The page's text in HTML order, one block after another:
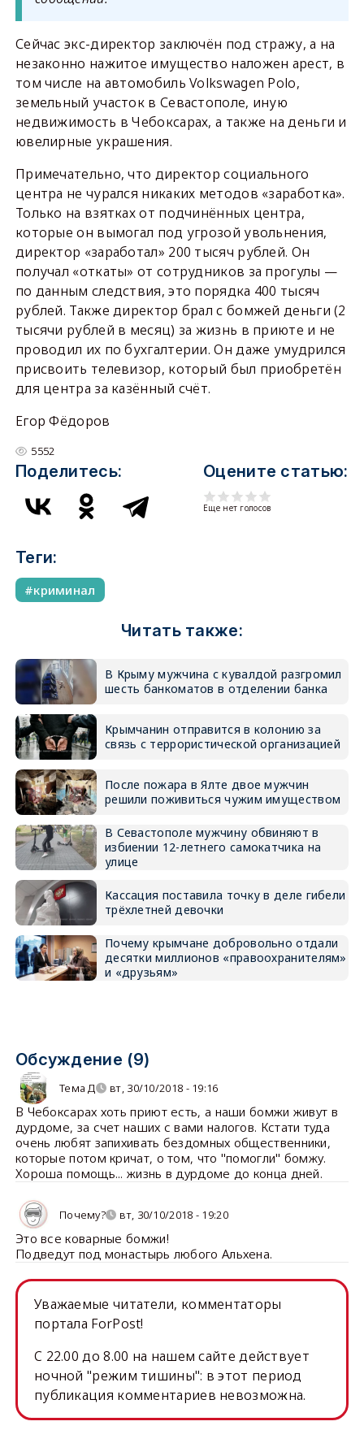
Сейчас экс-директор заключён под стражу, а на
незаконно нажитое имущество наложен арест, в
том числе на автомобиль Volkswagen Polo,
земельный участок в Севастополе, иную
недвижимость в Чебоксарах, а также на деньги и
ювелирные украшения.
Примечательно, что директор социального
центра не чурался никаких методов «заработка».
Только на взятках от подчинённых центра,
которые он вымогал под угрозой увольнения,
директор «заработал» 200 тысяч рублей. Он
получал «откаты» от сотрудников за прогулы —
по данным следствия, это порядка 400 тысяч
рублей. Также директор брал с бомжей деньги (2
тысячи рублей в месяц) за жизнь в приюте и не
проводил их по бухгалтерии. Он даже умудрился
присвоить телевизор, который был приобретён
для центра за казённый счёт.
Егор Фёдоров
5552
Поделитесь: Оцените статью:
Еще нет голосов
Теги:
криминал
Читать также:
В Крыму мужчина с кувалдой разгромил
шесть банкоматов в отделении банка
Крымчанин отправится в колонию за
связь с террористической организацией
После пожара в Ялте двое мужчин
решили поживиться чужим имуществом
В Севастополе мужчину обвиняют в
избиении 12-летнего самокатчика на
улице
Кассация поставила точку в деле гибели
трёхлетней девочки
Почему крымчане добровольно отдали
десятки миллионов «правоохранителям»
и «друзьям»
Обсуждение (9)
Тема Д вт, 30/10/2018 - 19:16
В Чебоксарах хоть приют есть, а наши бомжи живут в
дурдоме, за счет наших с вами налогов. Кстати туда
очень любят запихивать бездомных общественники,
которые потом кричат, о том, что "помогли" бомжу.
Хороша помощь... жизнь в дурдоме до конца дней.
Почему? вт, 30/10/2018 - 19:20
Это все коварные бомжи!
Подведут под монастырь любого Альхена.
Уважаемые читатели, комментаторы
портала ForPost!
C 22.00 до 8.00 на нашем сайте действует
ночной "режим тишины": в этот период
публикация комментариев невозможна.